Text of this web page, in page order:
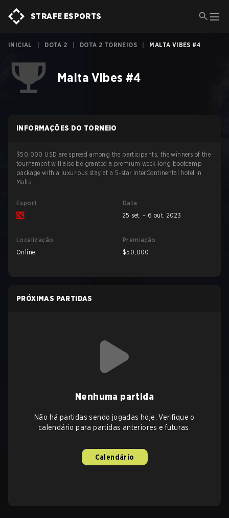
STRAFE ESPORTS
INICIAL DOTA 2 DOTA 2 TORNEIOS MALTA VIBES #4
Malta Vibes #4
INFORMAÇÕES DO TORNEIO
$50,000 USD are spread among the participants, the winners of the
tournament will also be granted a premium week-long bootcamp
package with a luxurious stay at a 5-star InterContinental hotel in
Malta.
Esport
Data
25 set. – 6 out. 2023
Localização
Online
Premiação
$50,000
PRÓXIMAS PARTIDAS
Nenhuma partida
Não há partidas sendo jogadas hoje. Verifique o
calendário para partidas anteriores e futuras.
Calendário